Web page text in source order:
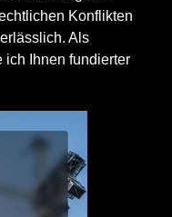
Konflikten
Als
ich Ihnen fundierter